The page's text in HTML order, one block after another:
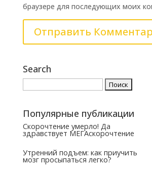
браузере для последующих моих
Search
Популярные публикации
Скорочтение умерло! Да
здравствует МЕГАскорочтение
Утренний подъем: как приучить
мозг просыпаться легко?